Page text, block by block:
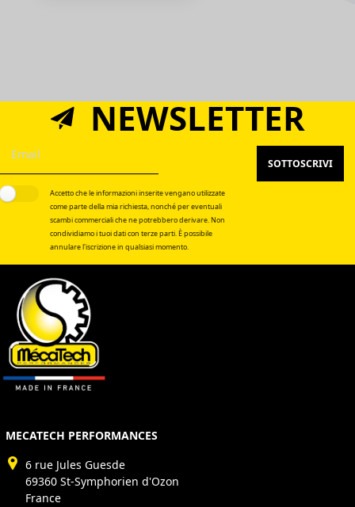
NEWSLETTER
Accetto che le informazioni inserite vengano utilizzate
come parte della mia richiesta, nonché per eventuali
scambi commerciali che ne potrebbero derivare. Non
condividiamo i tuoi dati con terze parti. È possibile
annulare l'iscrizione in qualsiasi momento.
SOTTOSCRIVI
MECATECH PERFORMANCES
6 rue Jules Guesde
69360 St-Symphorien d'Ozon
France